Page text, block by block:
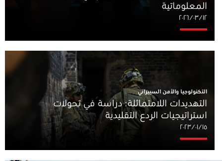
المعلوماتية
١٢‏/٠٣‏/٢٠٢٦
التكنولوجيا والأمن السيبراني
التهديدات اللامتماثلة: دراسة في تحولات
استراتيجيات الردع التقليدية
١٥‏/٠١‏/٢٠٢٣